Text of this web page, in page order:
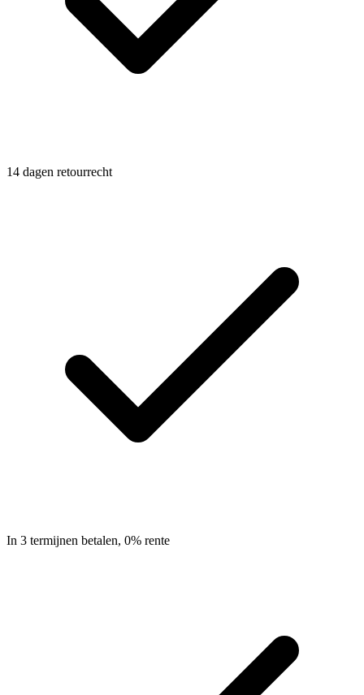
14 dagen retourrecht
In 3 termijnen betalen, 0% rente